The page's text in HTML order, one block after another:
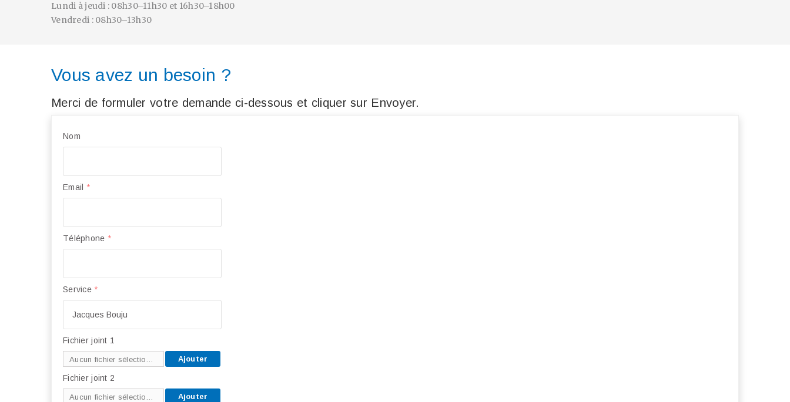
Lundi à jeudi : 08h30–11h30 et 16h30–18h00
Vendredi : 08h30–13h30
Vous avez un besoin ?
Merci de formuler votre demande ci-dessous et cliquer sur Envoyer.
Nom
Email *
Téléphone *
Service *
Fichier joint 1
Aucun fichier sélectionné Ajouter
Fichier joint 2
Aucun fichier sélectionné Ajouter